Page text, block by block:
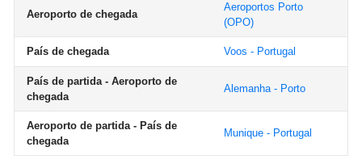
Aeroporto de chegada
Aeroportos Porto
(OPO)
País de chegada Voos - Portugal
País de partida - Aeroporto de
chegada
Alemanha - Porto
Aeroporto de partida - País de
chegada
Munique - Portugal